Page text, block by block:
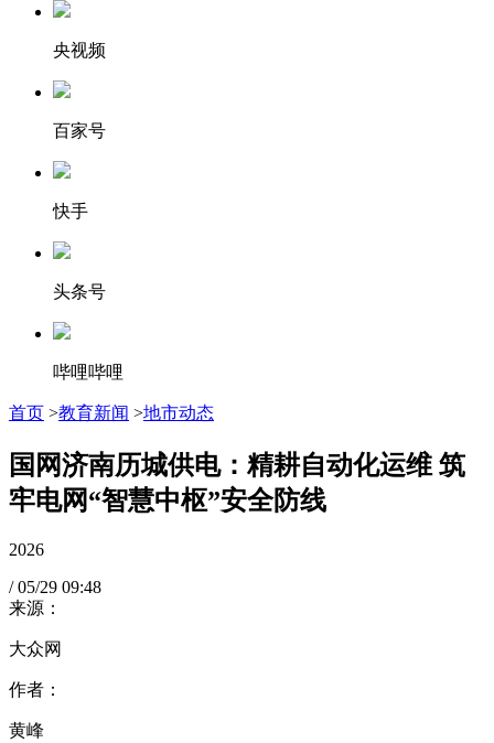
央视频
百家号
快手
头条号
哔哩哔哩
首页 >教育新闻 >地市动态
国网济南历城供电：精耕自动化运维 筑
牢电网“智慧中枢”安全防线
2026
/ 05/29 09:48
来源：
大众网
作者：
黄峰